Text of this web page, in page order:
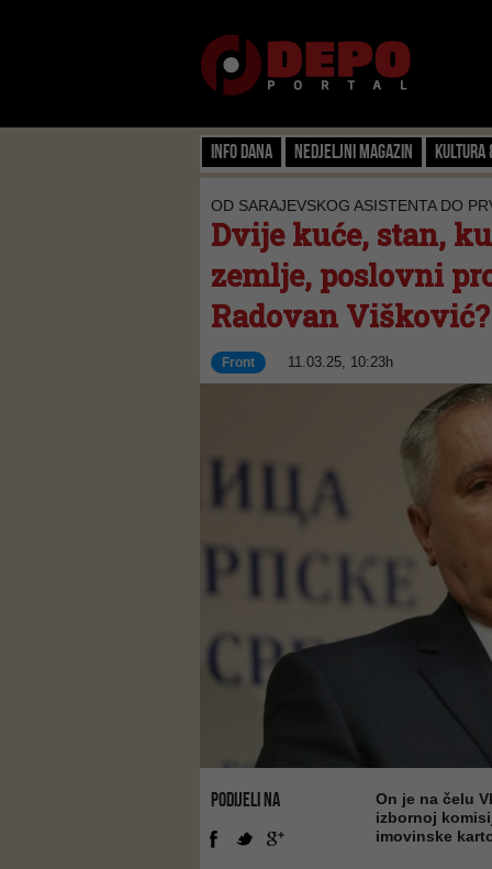
Info dana Nedjeljni magazin Kultura
OD SARAJEVSKOG ASISTENTA DO
Dvije kuće, stan,
zemlje, poslovni
Radovan Višković?
Front 11.03.25, 10:23h
PODIJELI NA
On je na čelu
izbornoj
imovinske